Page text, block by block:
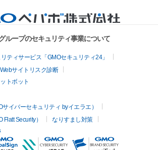
ループのセキュリティ事業について
ティサービス「GMOセキュリティ24」
Webサイトリスク診断
トボット
イバーセキュリティ byイエラエ）
Security）
なりすまし対策